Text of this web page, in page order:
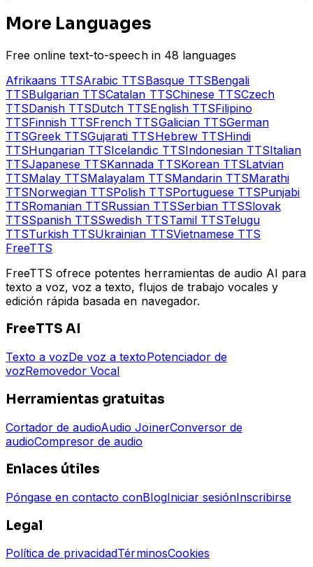
More Languages
Free online text-to-speech in 48 languages
Afrikaans TTSArabic TTSBasqueTTSBengali
TTSBulgarian TTSCatalan TTSChineseTTSCzech
TTSDanish TTSDutch TTSEnglishTTSFilipino
TTSFinnish TTSFrench TTSGalicianTTSGerman
TTSGreek TTSGujarati TTSHebrewTTSHindi
TTSHungarian TTSIcelandic TTSIndonesianTTSItalian
TTSJapanese TTSKannada TTSKoreanTTSLatvian
TTSMalay TTSMalayalam TTSMandarinTTSMarathi
TTSNorwegian TTSPolish TTSPortugueseTTSPunjabi
TTSRomanian TTSRussian TTSSerbianTTSSlovak
TTSSpanish TTSSwedish TTSTamilTTSTelugu
TTSTurkish TTSUkrainian TTSVietnameseTTS
FreeTTS
FreeTTS ofrece potentes herramientas de audio AI para
texto a voz, voz a texto, flujos de trabajo vocales y
edición rápida basada en navegador.
FreeTTS AI
Texto a vozDe voz a textoPotenciador de
vozRemovedor Vocal
Herramientas gratuitas
Cortador de audioAudio JoinerConversor de
audioCompresor de audio
Enlaces útiles
Póngase en contacto conBlogIniciar sesiónInscribirse
Legal
Política de privacidadTérminosCookies